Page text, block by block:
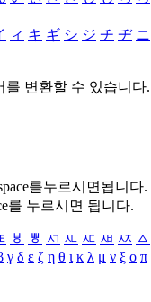
ィ キ ギ シ ジ チ ヂ ニ
를 변환할 수 있습니다.
를누르시면됩니다.
를 누르시면 됩니다.
ㅸ ㅹ ㅺ ㅻ ㅼ ㅽ ㅾ ㅿ
γ δ ε ζ η θ ι κ λ μ ν ξ ο π